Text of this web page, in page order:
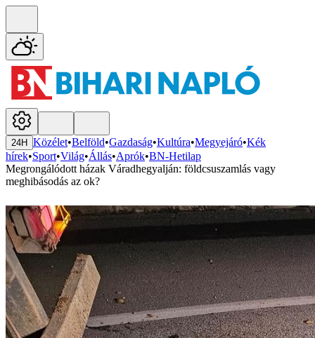
24H Közélet•Belföld•Gazdaság•Kultúra•Megyejáró•Kék
hírek•Sport•Világ•Állás•Aprók•BN-Hetilap
Megrongálódott házak Váradhegyalján: földcsuszamlás vagy
meghibásodás az ok?